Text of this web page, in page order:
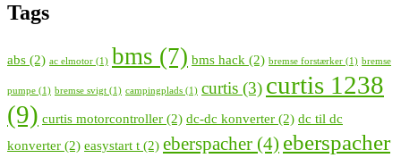
Tags
abs (2) ac elmotor (1) bms (7) bms hack (2) bremse forstærker (1) bremse
pumpe (1) bremse svigt (1) campingplads (1) curtis (3) curtis 1238
(9) curtis motorcontroller (2) dc-dc konverter (2) dc til dc
konverter (2) easystart t (2) eberspacher (4) eberspacher